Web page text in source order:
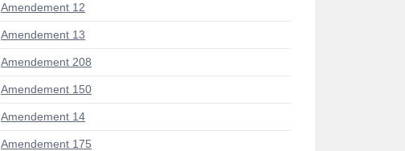
Amendement 12
Amendement 13
Amendement 208
Amendement 150
Amendement 14
Amendement 175